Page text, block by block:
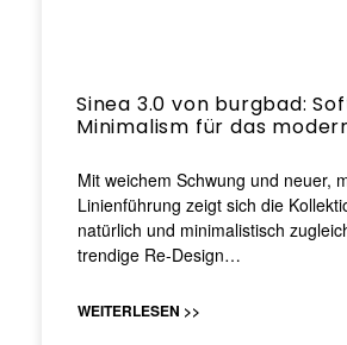
Sinea 3.0 von burgbad:
Minimalism für das
Mit weichem Schwung und neuer,
Linienführung zeigt sich die
natürlich und minimalistisch
trendige Re-Design…
WEITERLESEN >>